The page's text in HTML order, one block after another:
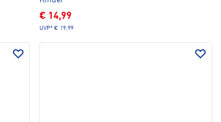
€ 14,99
UVP* € 19,99